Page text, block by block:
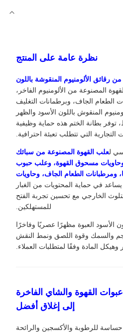
نظرة عامة على المنتج
رقائق الألومنيوم المنقوشة باللون
المصنوعة من الألومنيوم الفاخر،
الطعام الجاف، وبرطمانات التغليف
المنقوش باللون الأسود والظهر
بطانة الختم هذه حماية وظيفية
التجارية التي تتطلب تعبئة احترافية.
لعلب القهوة المصنوعة من سبائك
وحاويات مسحوق القهوة، وعلب حبوب
ومرطبانات الطعام الجاف، وحاويات
في حماية المحتويات من الغبار
الخارجي مع تحسين تجربة الفتح
للمستهلكين.
الأسود العبوة مظهرًا عصريًا وفاخرًا
والسمك وقوة اللصق ونمط النقش
المادة وفقًا لمتطلبات العملاء.
القهوة والشاي الفاخرة
إلى إغلاق أفضل
للرطوبة والأكسجين والرائحة